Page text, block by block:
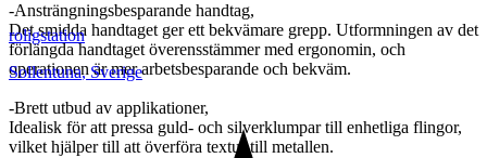
-Ansträngningsbesparande handtag,
Det smidda handtaget ger ett bekvämare grepp. Utformningen av det
förlängda handtaget överensstämmer med ergonomin, och
operationen är mer arbetsbesparande och bekväm.
-Brett utbud av applikationer,
Idealisk för att pressa guld- och silverklumpar till enhetliga flingor,
vilket hjälper till att överföra textur till metallen.
roligstation
Sollentuna,Sverige